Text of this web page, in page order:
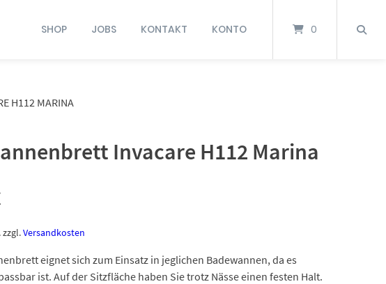
SHOP JOBS KONTAKT KONTO 0
H112 MARINA
Invacare H112 Marina
zzgl.Versandkosten
eignet sich zum Einsatz in jeglichen Badewannen, da es
ist. Auf der Sitzfläche haben Sie trotz Nässe einen festen Halt.